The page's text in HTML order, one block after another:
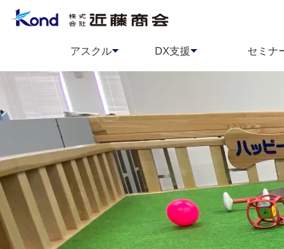
アスクル
アスクル
DX支援 セミナ